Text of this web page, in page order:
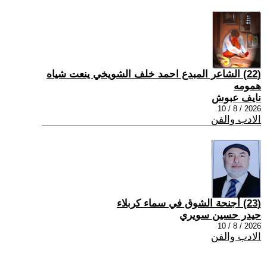
(22) الشاعر المبدع احمد خلف الشويخي ينعت شياه
همومه
نايف عبوش
2026 / 8 / 10
الادب والفن
(23) أجنحة الشوق في سماء كربلاء
حيدر حسين سويري
2026 / 8 / 10
الادب والفن